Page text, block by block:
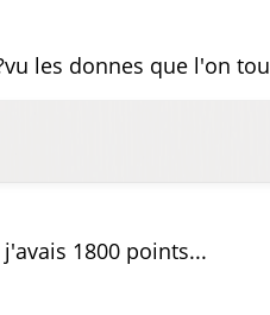
les donnes que l'on
1800 points...